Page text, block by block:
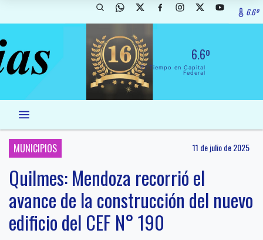
6.6º
6.6º
El Tiempo en Capital
Federal
MUNICIPIOS 11 de julio de 2025
Quilmes: Mendoza recorrió el
avance de la construcción del nuevo
edificio del CEF N° 190